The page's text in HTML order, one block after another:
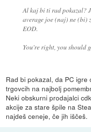
Al kaj bi ti rad pokazal?
average joe (naj) ne (bi)
EOD.
You're right, you should
Rad bi pokazal, da PC
trgovcih na najbolj
Neki obskurni prodajalci
akcije za stare špile na
najdeš ceneje, če jih iščeš.